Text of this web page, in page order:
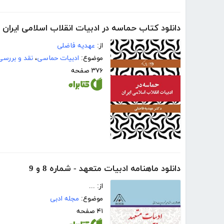
دانلود کتاب حماسه در ادبیات انقلاب اسلامی ایران
از: عهدیه فاضلی
موضوع: ادبیات حماسی، نقد و
۳۷۶ صفحه
دانلود ماهنامه ادبیات متعهد - شماره 8 و 9
از: ...
موضوع: مجله ادبی
۴۱ صفحه